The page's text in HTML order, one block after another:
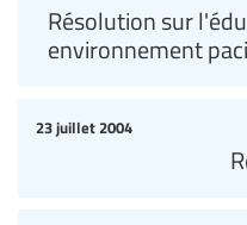
Résolution sur
environnement
23 juillet 2004